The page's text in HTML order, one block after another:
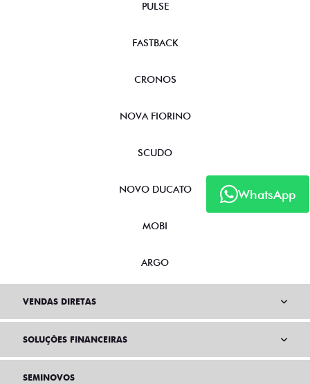
WhatsApp
PULSE
FASTBACK
CRONOS
NOVA FIORINO
SCUDO
NOVO DUCATO
MOBI
ARGO
VENDAS DIRETAS
SOLUÇÕES FINANCEIRAS
SEMINOVOS